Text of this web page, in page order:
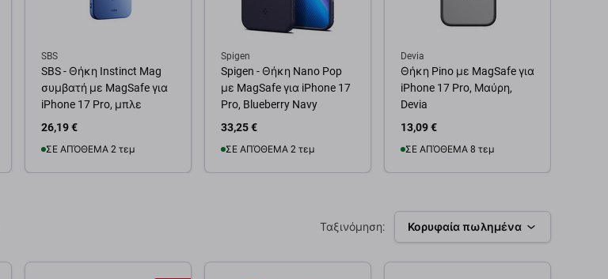
SBS
SBS - Θήκη Instinct Mag
συμβατή με MagSafe για
iPhone 17 Pro, μπλε
26,19 €
ΣΕ ΑΠΌΘΕΜΑ 2 τεμ
Spigen
Spigen - Θήκη Nano Pop
με MagSafe για iPhone 17
Pro, Blueberry Navy
33,25 €
ΣΕ ΑΠΌΘΕΜΑ 2 τεμ
Devia
Θήκη Pino με MagSafe για
iPhone 17 Pro, Μαύρη,
Devia
13,09 €
ΣΕ ΑΠΌΘΕΜΑ 8 τεμ
Ταξινόμηση: Κορυφαία πωλημένα